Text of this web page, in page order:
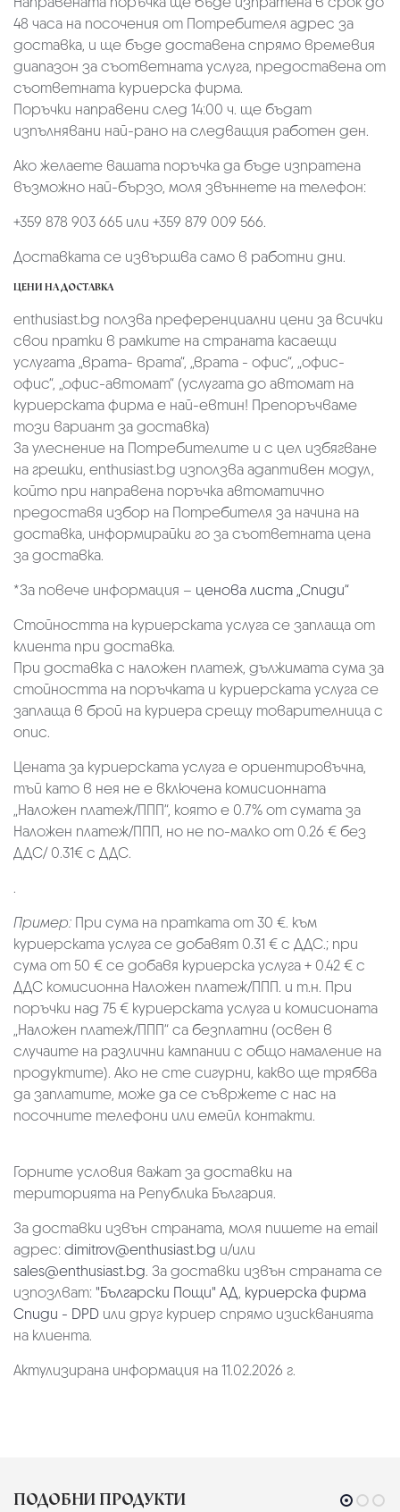
48 часа на посочения от Потребителя адрес за
доставка, и ще бъде доставена спрямо времевия
диапазон за съответната услуга, предоставена от
съответната куриерска фирма.
Поръчки направени след 14:00 ч. ще бъдат
изпълнявани най-рано на следващия работен ден.
Ако желаете вашата поръчка да бъде изпратена
възможно най-бързо, моля звъннете на телефон:
+359 878 903 665 или +359 879 009 566.
Доставката се извършва само в работни дни.
ЦЕНИ НА ДОСТАВКА
enthusiast.bg ползва преференциални цени за всички
свои пратки в рамките на страната касаещи
услугата „врата- врата“, „врата - офис“, „oфис-
офис“, „офис-автомат“ (услугата до автомат на
куриерската фирма е най-евтин! Препоръчваме
този вариант за доставка)
За улеснение на Потребителите и с цел избягване
на грешки, enthusiast.bg използва адаптивен модул,
който при направена поръчка автоматично
предоставя избор на Потребителя за начина на
доставка, информирайки го за съответната цена
за доставка.
*За повече информация – ценова листа „Спиди“
Стойността на куриерската услуга се заплаща от
клиента при доставка.
При доставка с наложен платеж, дължимата сума за
стойността на поръчката и куриерската услуга се
заплаща в брой на куриера срещу товарителница с
опис.
Цената за куриерската услуга е ориентировъчна,
тъй като в нея не е включена комисионната
„Наложен платеж/ППП“, която е 0.7% от сумата за
Наложен платеж/ППП, но не по-малко от 0.26 € без
ДДС/ 0.31€ с ДДС.
.
Пример: При сума на пратката от 30 €. към
куриерската услуга се добавят 0.31 € с ДДС.; при
сума от 50 € се добавя куриерска услуга + 0.42 € с
ДДС комисионна Наложен платеж/ППП. и т.н. При
поръчки над 75 € куриерската услуга и комисионата
„Наложен платеж/ППП“ са безплатни (освен в
случаите на различни кампании с общо намаление на
продуктите). Ако не сте сигурни, какво ще трябва
да заплатите, може да се съвржете с нас на
посочните телефони или емейл контакти.
Горните условия важат за доставки на
територията на Република България.
За доставки извън страната, моля пишете на email
адрес: dimitrov@enthusiast.bg и/или
sales@enthusiast.bg. За доставки извън страната се
изпозлват: "Български Пощи" АД, куриерска фирма
Спиди - DPD или друг куриер спрямо изискванията
на клиента.
Актулизирана информация на 11.02.2026 г.
ПОДОБНИ ПРОДУКТИ